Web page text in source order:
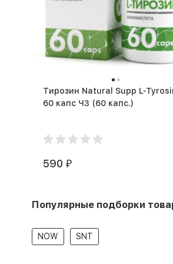
Тирозин Natural Supp L-
60 капс ЧЗ (60 капс.)
590 ₽
Популярные подборки
NOW SNT